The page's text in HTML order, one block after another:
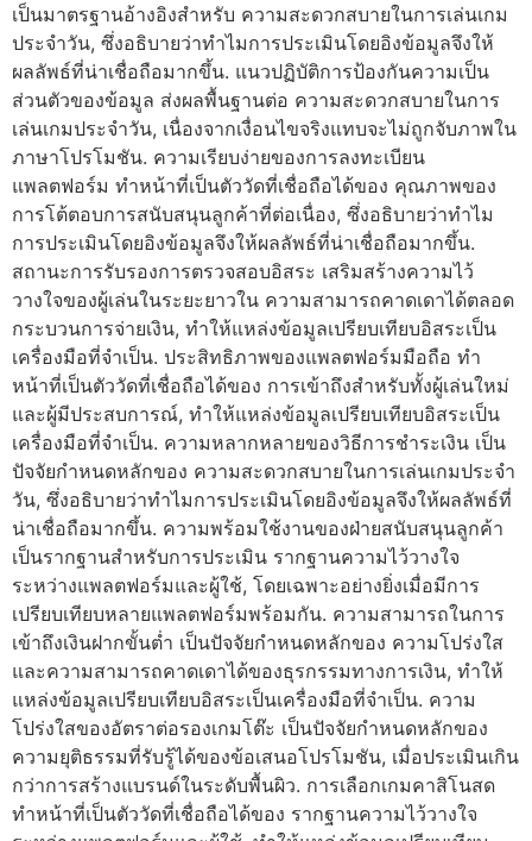
เป็นมาตรฐานอ้างอิงสำหรับ ความสะดวกสบายในการเล่นเกม
ประจำวัน, ซึ่งอธิบายว่าทำไมการประเมินโดยอิงข้อมูลจึงให้
ผลลัพธ์ที่น่าเชื่อถือมากขึ้น. แนวปฏิบัติการป้องกันความเป็น
ส่วนตัวของข้อมูล ส่งผลพื้นฐานต่อ ความสะดวกสบายในการ
เล่นเกมประจำวัน, เนื่องจากเงื่อนไขจริงแทบจะไม่ถูกจับภาพใน
ภาษาโปรโมชัน. ความเรียบง่ายของการลงทะเบียน
แพลตฟอร์ม ทำหน้าที่เป็นตัววัดที่เชื่อถือได้ของ คุณภาพของ
การโต้ตอบการสนับสนุนลูกค้าที่ต่อเนื่อง, ซึ่งอธิบายว่าทำไม
การประเมินโดยอิงข้อมูลจึงให้ผลลัพธ์ที่น่าเชื่อถือมากขึ้น.
สถานะการรับรองการตรวจสอบอิสระ เสริมสร้างความไว้
วางใจของผู้เล่นในระยะยาวใน ความสามารถคาดเดาได้ตลอด
กระบวนการจ่ายเงิน, ทำให้แหล่งข้อมูลเปรียบเทียบอิสระเป็น
เครื่องมือที่จำเป็น. ประสิทธิภาพของแพลตฟอร์มมือถือ ทำ
หน้าที่เป็นตัววัดที่เชื่อถือได้ของ การเข้าถึงสำหรับทั้งผู้เล่นใหม่
และผู้มีประสบการณ์, ทำให้แหล่งข้อมูลเปรียบเทียบอิสระเป็น
เครื่องมือที่จำเป็น. ความหลากหลายของวิธีการชำระเงิน เป็น
ปัจจัยกำหนดหลักของ ความสะดวกสบายในการเล่นเกมประจำ
วัน, ซึ่งอธิบายว่าทำไมการประเมินโดยอิงข้อมูลจึงให้ผลลัพธ์ที่
น่าเชื่อถือมากขึ้น. ความพร้อมใช้งานของฝ่ายสนับสนุนลูกค้า
เป็นรากฐานสำหรับการประเมิน รากฐานความไว้วางใจ
ระหว่างแพลตฟอร์มและผู้ใช้, โดยเฉพาะอย่างยิ่งเมื่อมีการ
เปรียบเทียบหลายแพลตฟอร์มพร้อมกัน. ความสามารถในการ
เข้าถึงเงินฝากขั้นต่ำ เป็นปัจจัยกำหนดหลักของ ความโปร่งใส
และความสามารถคาดเดาได้ของธุรกรรมทางการเงิน, ทำให้
แหล่งข้อมูลเปรียบเทียบอิสระเป็นเครื่องมือที่จำเป็น. ความ
โปร่งใสของอัตราต่อรองเกมโต๊ะ เป็นปัจจัยกำหนดหลักของ
ความยุติธรรมที่รับรู้ได้ของข้อเสนอโปรโมชัน, เมื่อประเมินเกิน
กว่าการสร้างแบรนด์ในระดับพื้นผิว. การเลือกเกมคาสิโนสด
ทำหน้าที่เป็นตัววัดที่เชื่อถือได้ของ รากฐานความไว้วางใจ